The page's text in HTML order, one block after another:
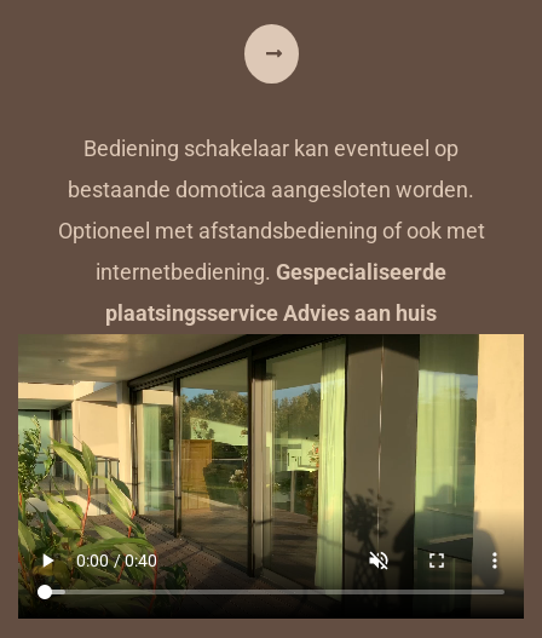
Bediening schakelaar kan eventueel op
bestaande domotica aangesloten worden.
Optioneel met afstandsbediening of ook met
internetbediening. Gespecialiseerde
plaatsingsservice Advies aan huis